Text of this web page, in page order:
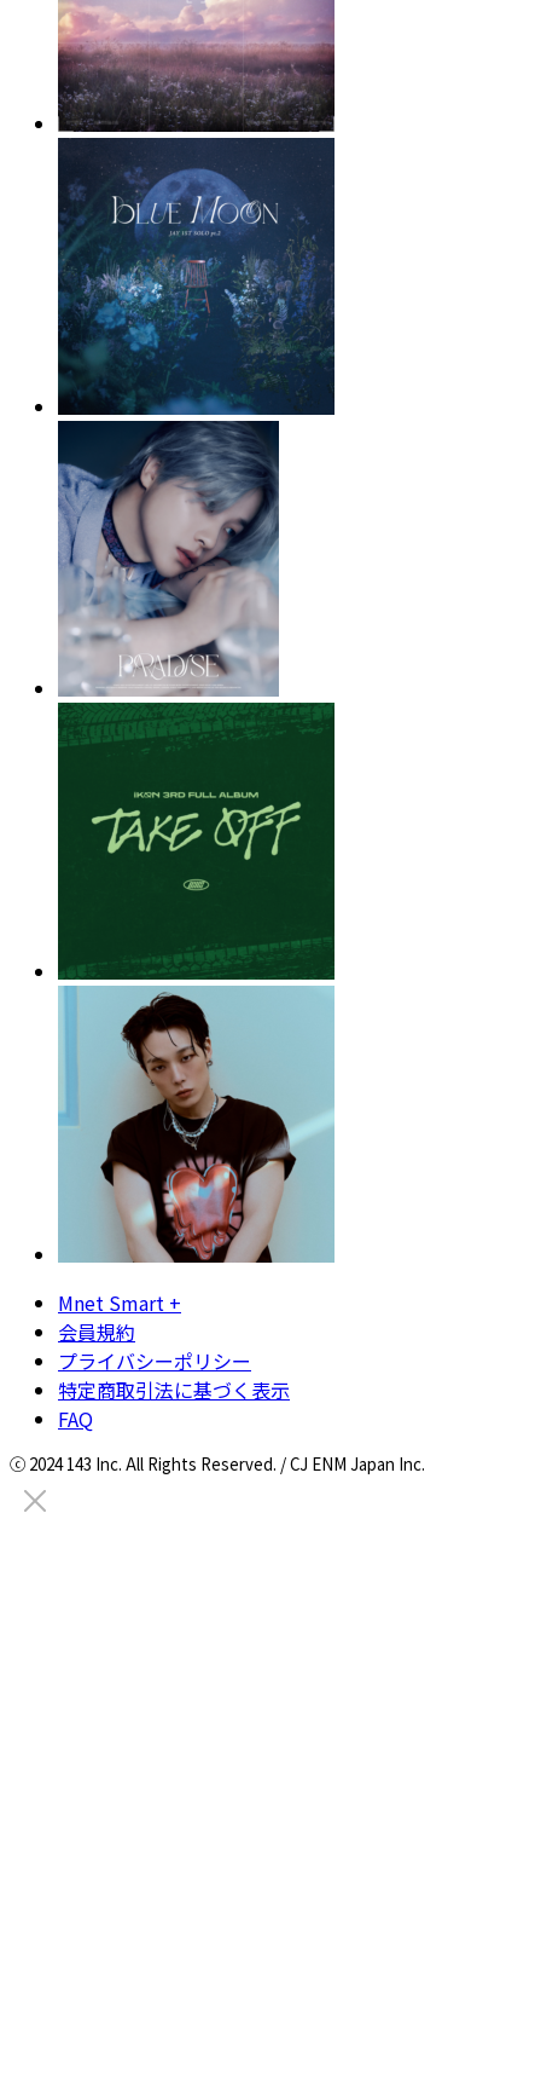
Mnet Smart +
会員規約
プライバシーポリシー
特定商取引法に基づく表示
FAQ
ⓒ 2024 143 Inc. All Rights Reserved. / CJ ENM Japan Inc.